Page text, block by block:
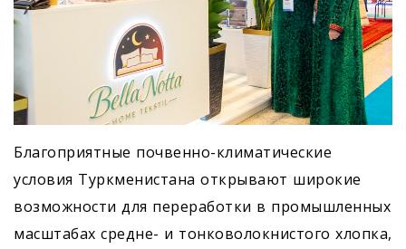
Благоприятные почвенно-климатические
условия Туркменистана открывают широкие
возможности для переработки в промышленных
масштабах средне- и тонковолокнистого хлопка,